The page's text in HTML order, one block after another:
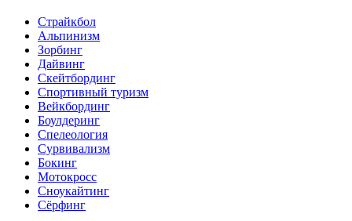
Страйкбол
Альпинизм
Зорбинг
Дайвинг
Скейтбординг
Спортивный туризм‎
Вейкбординг
Боулдеринг
Спелеология
Сурвивализм
Бокинг
Мотокросс
Сноукайтинг
Сёрфинг